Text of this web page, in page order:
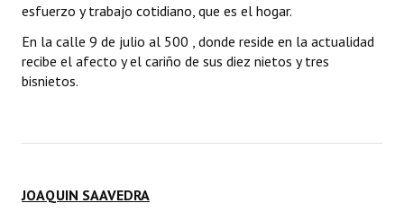
esfuerzo y trabajo cotidiano, que es el hogar.
En la calle 9 de julio al 500 , donde reside en la actualidad
recibe el afecto y el cariño de sus diez nietos y tres
bisnietos.
JOAQUIN SAAVEDRA